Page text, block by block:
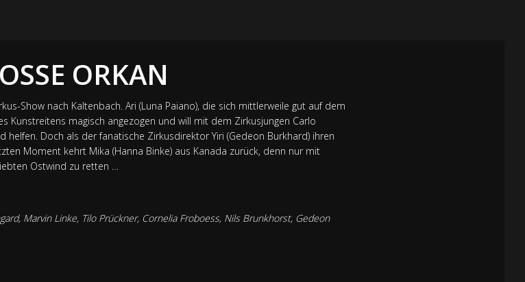
ORKAN
Show nach Kaltenbach. Ari (Luna Paiano), die sich mittlerweile gut auf dem
Kunstreitens magisch angezogen und will mit dem Zirkusjungen Carlo
Doch als der fanatische Zirkusdirektor Yiri (Gedeon Burkhard) ihren
Moment kehrt Mika (Hanna Binke) aus Kanada zurück, denn nur mit
Ostwind zu retten …
Marvin Linke, Tilo Prückner, Cornelia Froboess, Nils Brunkhorst, Gedeon